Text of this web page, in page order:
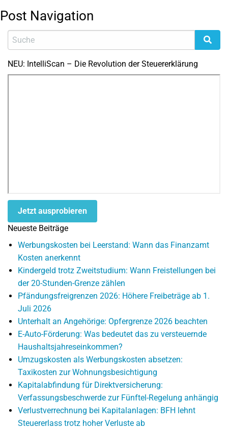
Post Navigation
NEU: IntelliScan – Die Revolution der Steuererklärung
Jetzt ausprobieren
Neueste Beiträge
Werbungskosten bei Leerstand: Wann das Finanzamt
Kosten anerkennt
Kindergeld trotz Zweitstudium: Wann Freistellungen bei
der 20-Stunden-Grenze zählen
Pfändungsfreigrenzen 2026: Höhere Freibeträge ab 1.
Juli 2026
Unterhalt an Angehörige: Opfergrenze 2026 beachten
E-Auto-Förderung: Was bedeutet das zu versteuernde
Haushaltsjahreseinkommen?
Umzugskosten als Werbungskosten absetzen:
Taxikosten zur Wohnungsbesichtigung
Kapitalabfindung für Direktversicherung:
Verfassungsbeschwerde zur Fünftel-Regelung anhängig
Verlustverrechnung bei Kapitalanlagen: BFH lehnt
Steuererlass trotz hoher Verluste ab